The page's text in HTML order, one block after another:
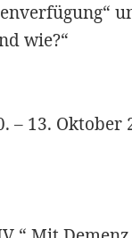
wie?“
– 13. Oktober